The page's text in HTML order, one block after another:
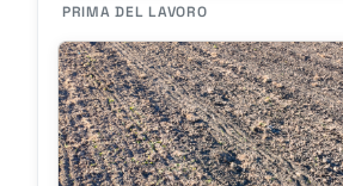
PRIMA DEL LAVORO